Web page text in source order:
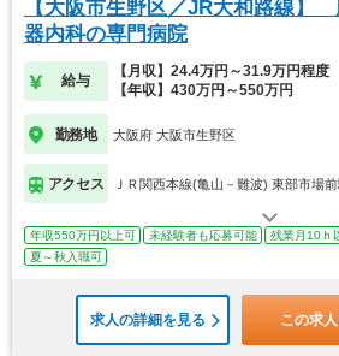
【大阪市生野区／JR大和路線】
器内科の専門病院
給与
【月収】24.4万円～31.9万円程度
【年収】430万円～550万円
勤務地 大阪府 大阪市生野区
アクセス ＪＲ関西本線(亀山－難波) 東部市場
年収550万円以上可 未経験者も応募可能 残業月10ｈ
夏～秋入職可
求人の詳細を見る この求